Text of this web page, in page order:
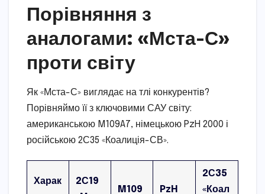
Порівняння з
аналогами: «Мста-С»
проти світу
Як «Мста-С» виглядає на тлі конкурентів?
Порівняймо її з ключовими САУ світу:
американською M109A7, німецькою PzH 2000 і
російською 2С35 «Коалиція-СВ».
Харак
2С19
M109 PzH
2С35
«Коал